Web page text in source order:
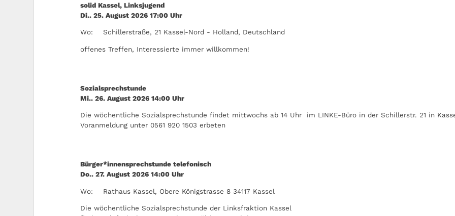
solid Kassel, Linksjugend
Di.. 25. August 2026 17:00 Uhr
Wo: Schillerstraße, 21 Kassel-Nord - Holland, Deutschland
offenes Treffen, Interessierte immer willkommen!
Sozialsprechstunde
Mi.. 26. August 2026 14:00 Uhr
Die wöchentliche Sozialsprechstunde findet mittwochs ab 14 Uhr im LINKE-Büro in der Schillerstr. 21 in
Voranmeldung unter 0561 920 1503 erbeten
Bürger*innensprechstunde telefonisch
Do.. 27. August 2026 14:00 Uhr
Wo: Rathaus Kassel, Obere Königstrasse 8 34117 Kassel
Die wöchentliche Sozialsprechstunde der Linksfraktion Kassel